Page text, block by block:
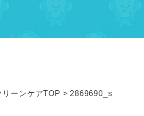
ーンケアTOP > 2869690_s